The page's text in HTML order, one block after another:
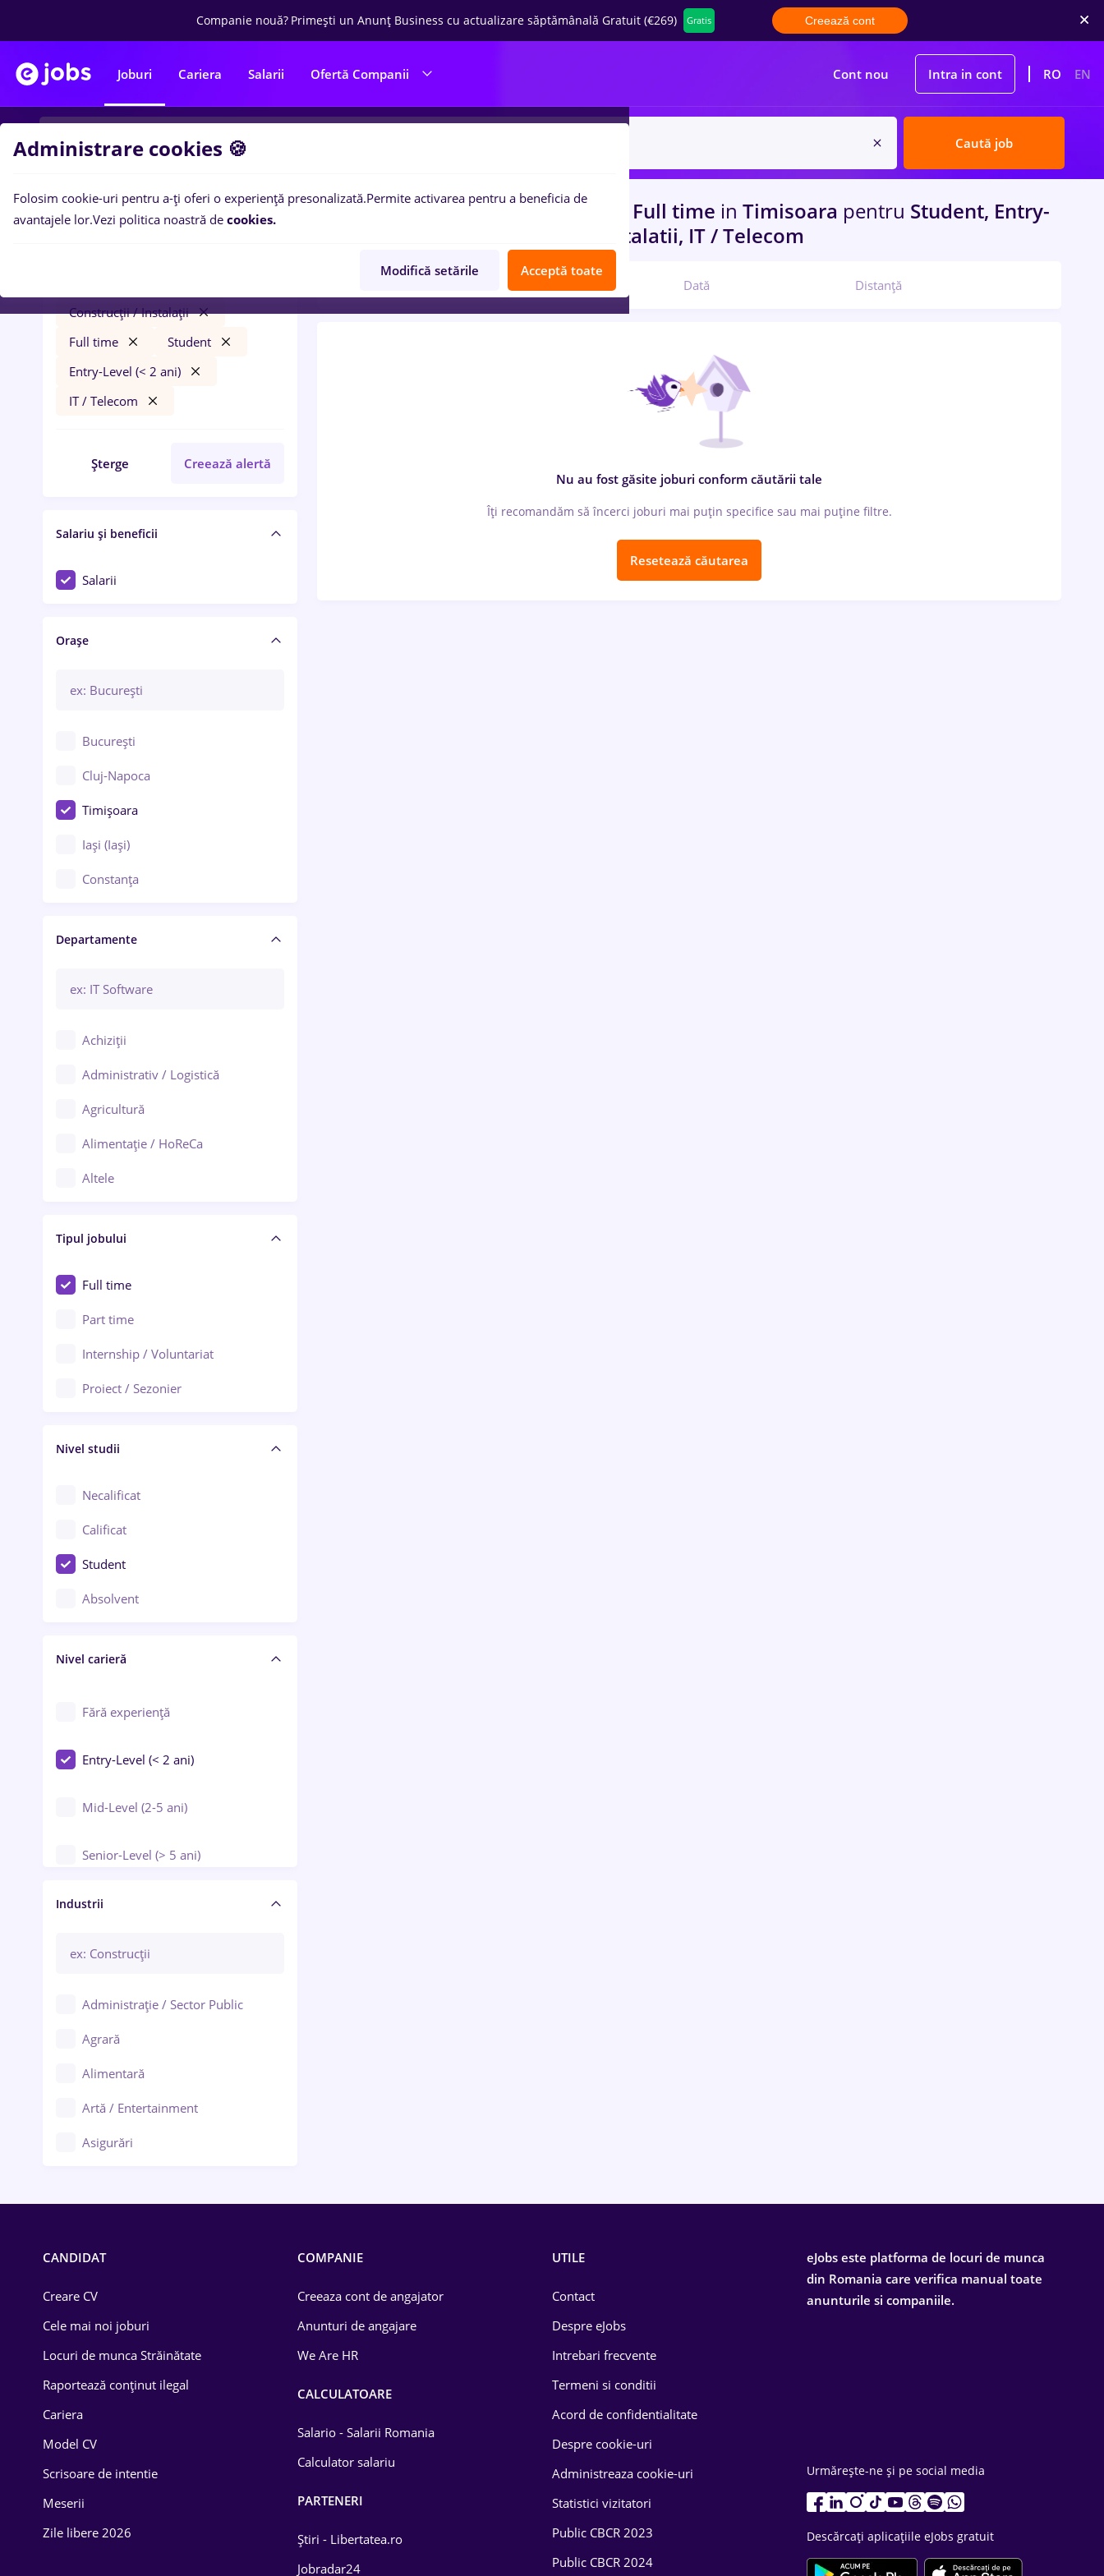
Companie nouă? Primești un Anunț Business cu actualizare săptămânală Gratuit (€269) Gratis Creează cont
Joburi Cariera Salarii Ofertă Companii Cont nou Intra in cont RO EN
Caută job
Filtre
Construcții / Instalații
Full time
Student
Entry-Level (< 2 ani)
IT / Telecom
Șterge Creează alertă
Salariu și beneficii
Salarii
Orașe
București
Cluj-Napoca
Timișoara
Iași (Iași)
Constanța
Brașov
Bacău
Galați (Galați)
Ploiești
Arad
Baia Mare
Bârlad
Bistrița (Bistrița-Năsăud)
Departamente
Achiziții
Administrativ / Logistică
Agricultură
Alimentație / HoReCa
Altele
Asigurări
Au pair / Babysitter / Curățenie
Audit / Consultanță
Auto / Echipamente
Automatizări
Cercetare - dezvoltare
Chimie / Biochimie
Confecții / Design vestimentar
Construcții / Instalații
Controlul calității
Educație / Training / Arte
Tipul jobului
Full time
Part time
Internship / Voluntariat
Proiect / Sezonier
Nivel studii
Necalificat
Calificat
Student
Absolvent
Nivel carieră
Fără experiență
Entry-Level (< 2 ani)
Mid-Level (2-5 ani)
Senior-Level (> 5 ani)
Manager / Executiv
Industrii
Administrație / Sector Public
Agrară
Alimentară
Artă / Entertainment
Asigurări
Drept
Educație / Training
Energetică
Farma
0locuri de muncacu salarii kuka, Full time in Timisoara pentru Student, Entry-
Constructii / Instalatii, IT / Telecom
Relevanță Dată Distanță
Nu au fost găsite joburi conform căutării tale
Îți recomandăm să încerci joburi mai puțin specifice sau mai puține filtre.
Resetează căutarea
CANDIDAT
Creare CV
Cele mai noi joburi
Locuri de munca Străinătate
Raportează conținut ilegal
Cariera
Model CV
Scrisoare de intentie
Meserii
Zile libere 2026
COMPANIE
Creeaza cont de angajator
Anunturi de angajare
We Are HR
CALCULATOARE
Salario - Salarii Romania
Calculator salariu
PARTENERI
Știri - Libertatea.ro
Jobradar24
UTILE
Contact
Despre eJobs
Intrebari frecvente
Termeni si conditii
Acord de confidentialitate
Despre cookie-uri
Administreaza cookie-uri
Statistici vizitatori
Public CBCR 2023
Public CBCR 2024
eJobs este platforma de locuri de munca
din Romania care verifica manual toate
anunturile si companiile.
Urmărește-ne și pe social media
Descărcați aplicațiile eJobs gratuit
Administrare cookies 🍪
Folosim cookie-uri pentru a-ți oferi o experiență presonalizată.Permite activarea pentru a beneficia de
avantajele lor.Vezi politica noastră de cookies.
Modifică setările Acceptă toate